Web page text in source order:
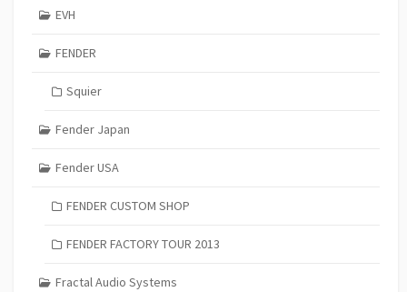
EVH
FENDER
Squier
Fender Japan
Fender USA
FENDER CUSTOM SHOP
FENDER FACTORY TOUR 2013
Fractal Audio Systems